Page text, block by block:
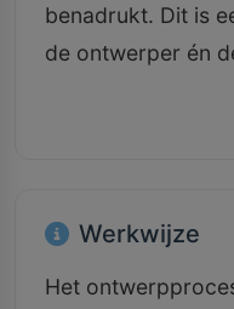
benadrukt. Dit is
de ontwerper én
Werkwijze
Het